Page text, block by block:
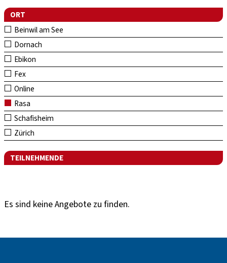
ORT
Beinwil am See
Dornach
Ebikon
Fex
Online
Rasa
Schafisheim
Zürich
TEILNEHMENDE
Es sind keine Angebote zu finden.